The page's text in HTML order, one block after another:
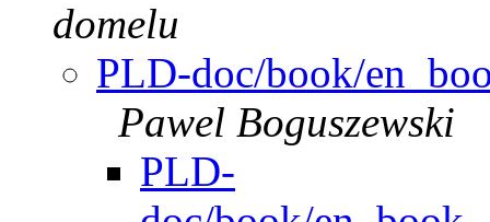
domelu
PLD-doc/book/
Pawel Boguszewski
PLD-